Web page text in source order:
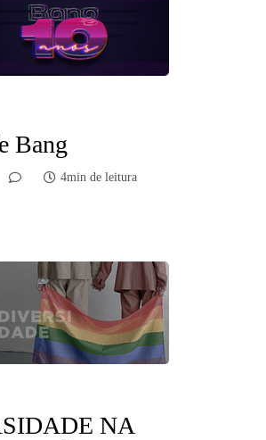
Bang
4min de leitura
NA